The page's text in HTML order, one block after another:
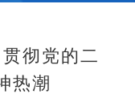
彻党的二
热潮